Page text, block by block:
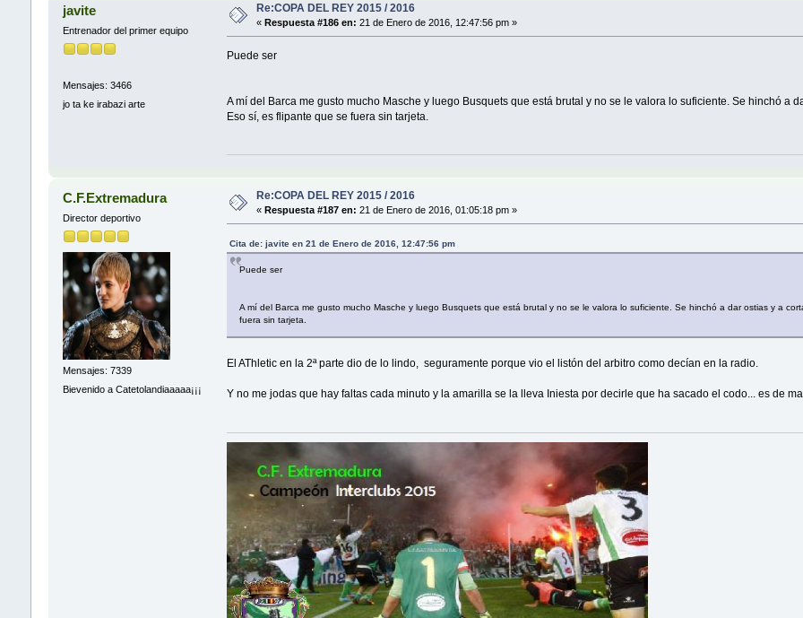
javite
Entrenador del primer equipo
Mensajes: 3466
jo ta ke irabazi arte
Re:COPA DEL REY 2015 / 2016
« Respuesta #186 en: 21 de Enero de 2016, 12:47:56 pm »
Puede ser
A mí del Barca me gusto mucho Masche y luego Busquets que está brutal y no se le valora lo suficiente. Se hinchó a
Eso sí, es flipante que se fuera sin tarjeta.
C.F.Extremadura
Director deportivo
Mensajes: 7339
Bievenido a Catetolandiaaaaa¡¡¡
Re:COPA DEL REY 2015 / 2016
« Respuesta #187 en: 21 de Enero de 2016, 01:05:18 pm »
Cita de: javite en 21 de Enero de 2016, 12:47:56 pm
Puede ser
A mí del Barca me gusto mucho Masche y luego Busquets que está brutal y no se le valora lo suficiente. Se hinchó a dar ostias y a
fuera sin tarjeta.
El AThletic en la 2ª parte dio de lo lindo, seguramente porque vio el listón del arbitro como decían en la radio.
Y no me jodas que hay faltas cada minuto y la amarilla se la lleva Iniesta por decirle que ha sacado el codo... es de